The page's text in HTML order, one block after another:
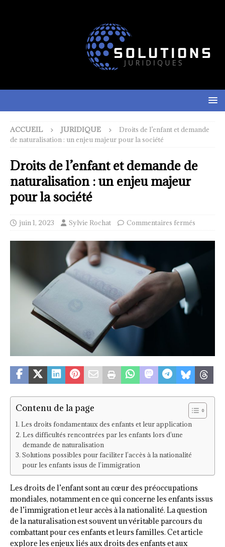
ACCUEIL JURIDIQUE
Droits de l’enfant et demande
de naturalisation : un enjeu majeur pour la société
Droits de l’enfant et demande de
naturalisation : un enjeu majeur
pour la société
juin 1, 2023 Sylvie Rochat Commentaires fermés
Contenu de la page
Les droits fondamentaux des enfants et leur application
Les difficultés rencontrées par les enfants lors d’une
demande de naturalisation
Solutions possibles pour faciliter l’accès à la nationalité
pour les enfants issus de l’immigration
Les droits de l’enfant sont au cœur des préoccupations
mondiales, notamment en ce qui concerne les enfants issus
de l’immigration et leur accès à la nationalité. La question
de la naturalisation est souvent un véritable parcours du
combattant pour ces enfants et leurs familles. Cet article
explore les enjeux liés aux droits des enfants et aux